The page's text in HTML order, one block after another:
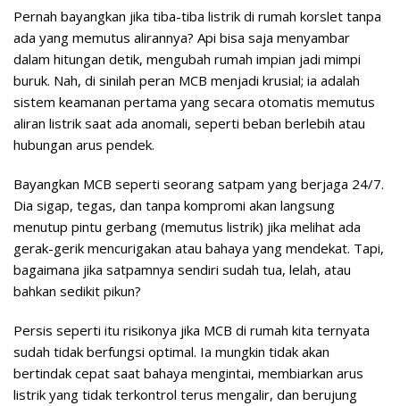
Pernah bayangkan jika tiba-tiba listrik di rumah korslet tanpa
ada yang memutus alirannya? Api bisa saja menyambar
dalam hitungan detik, mengubah rumah impian jadi mimpi
buruk. Nah, di sinilah peran MCB menjadi krusial; ia adalah
sistem keamanan pertama yang secara otomatis memutus
aliran listrik saat ada anomali, seperti beban berlebih atau
hubungan arus pendek.
Bayangkan MCB seperti seorang satpam yang berjaga 24/7.
Dia sigap, tegas, dan tanpa kompromi akan langsung
menutup pintu gerbang (memutus listrik) jika melihat ada
gerak-gerik mencurigakan atau bahaya yang mendekat. Tapi,
bagaimana jika satpamnya sendiri sudah tua, lelah, atau
bahkan sedikit pikun?
Persis seperti itu risikonya jika MCB di rumah kita ternyata
sudah tidak berfungsi optimal. Ia mungkin tidak akan
bertindak cepat saat bahaya mengintai, membiarkan arus
listrik yang tidak terkontrol terus mengalir, dan berujung